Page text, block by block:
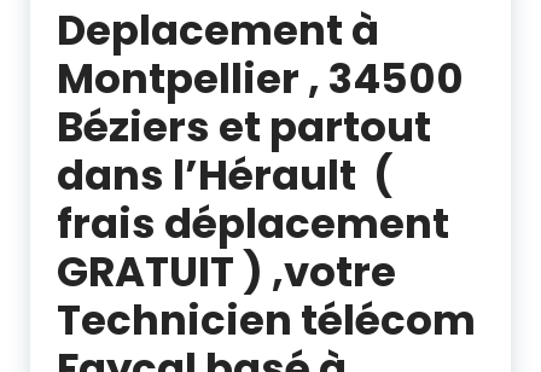
Deplacement à
Montpellier , 34500
Béziers et partout
dans l’Hérault (
frais déplacement
GRATUIT ) ,votre
Technicien télécom